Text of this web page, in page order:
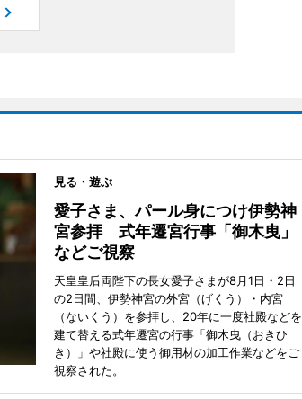
見る・遊ぶ
愛子さま、パール身につけ伊勢神
宮参拝 式年遷宮行事「御木曳」
などご視察
天皇皇后両陛下の長女愛子さまが8月1日・2日
の2日間、伊勢神宮の外宮（げくう）・内宮
（ないくう）を参拝し、20年に一度社殿などを
建て替える式年遷宮の行事「御木曳（おきひ
き）」や社殿に使う御用材の加工作業などをご
視察された。